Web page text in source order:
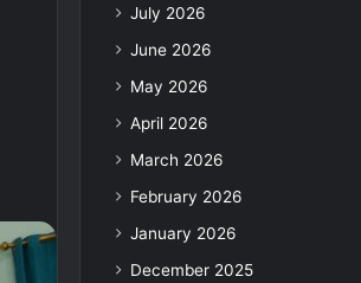
July 2026
June 2026
May 2026
April 2026
March 2026
February 2026
January 2026
December 2025